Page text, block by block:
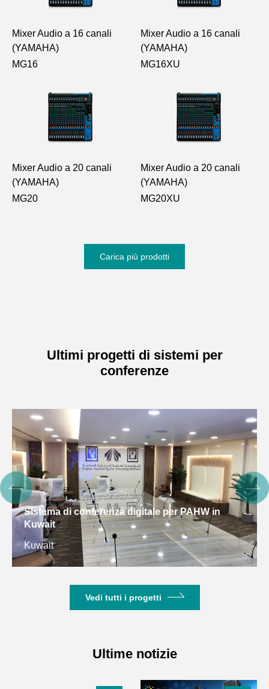
Mixer Audio a 16 canali
(YAMAHA)
MG16
Mixer Audio a 16 canali
(YAMAHA)
MG16XU
Mixer Audio a 20 canali
(YAMAHA)
MG20
Mixer Audio a 20 canali
(YAMAHA)
MG20XU
Carica più prodotti
Ultimi progetti di sistemi per
conferenze
Sistema di conferenza intelligente per OHCHR,
cambogia
Cambogia
Vedi tutti i progetti
Ultime notizie